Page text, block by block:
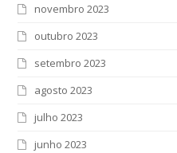
novembro 2023
outubro 2023
setembro 2023
agosto 2023
julho 2023
junho 2023